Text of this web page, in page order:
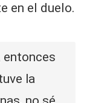
en el duelo.
entonces
la